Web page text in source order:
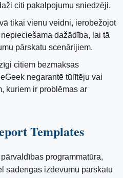
citi pakalpojumu sniedzēji.
tikai vienu veidni, ierobežojot
dažādība, lai tā
pārskatu scenārijiem.
citiem bezmaksas
negarantē tūlītēju vai
kuriem ir problēmas ar
Templates
programmatūra,
saderīgas izdevumu pārskatu